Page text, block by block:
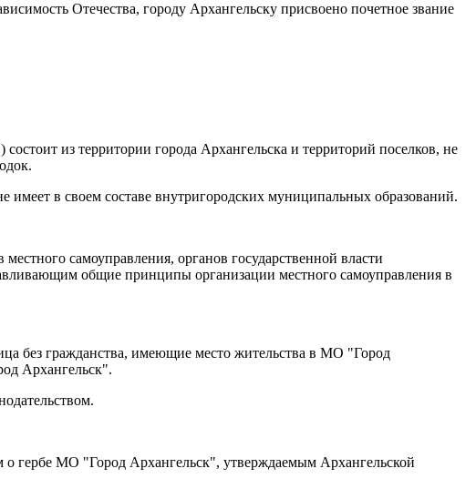
Отечества, городу Архангельску присвоено почетное звание
из территории города Архангельска и территорий поселков, не
в своем составе внутригородских муниципальных образований.
самоуправления, органов государственной власти
общие принципы организации местного самоуправления в
без гражданства, имеющие место жительства в МО "Город
Архангельск".
о гербе МО "Город Архангельск", утверждаемым Архангельской